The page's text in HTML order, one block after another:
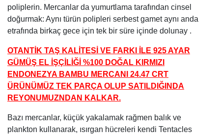
poliplerin. Mercanlar da yumurtlama tarafından cinsel
doğurmak: Aynı türün polipleri serbest gamet aynı anda
etrafında birkaç gece için tek bir süre içinde dolunay .
OTANTİK TAŞ KALİTESİ VE FARKI İLE 925 AYAR
GÜMÜŞ EL İŞÇİLİĞİ %100 DOĞAL KIRMIZI
ENDONEZYA BAMBU MERCANI 24.47 CRT
ÜRÜNÜMÜZ TEK PARÇA OLUP SATILDIĞINDA
REYONUMUZNDAN KALKAR.
Bazı mercanlar, küçük yakalamak rağmen balık ve
plankton kullanarak, ısırgan hücreleri kendi Tentacles